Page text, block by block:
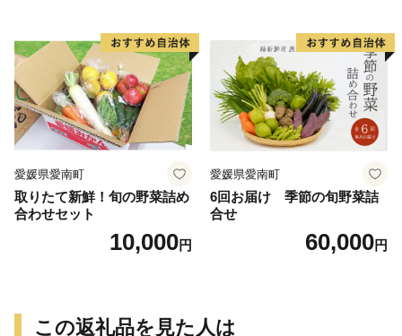
芋 ほしいも スイートポテト
いも天 サイズミックス 甘い
ねっとり 生芋 新芋 あんのう
いも 甘藷 べにはるか スイー
ツ 国産 糖度 産地直送 農家直
送 数量限定 21000円 愛媛 愛
南 ミッチーのおみかん畑
愛媛県愛南町
取りたて新鮮！旬の野菜詰め
合わせセット
10,000円
愛媛県愛南町
6回お届け 季節の旬野菜詰
合せ
60,000円
この返礼品を見た人は